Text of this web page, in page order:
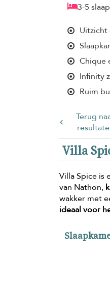
3-5
Uitzicht
Chique
Infinity
Ruim
Terug
Villa
Villa Spice is
van Nathon,
wakker met
ideaal voor